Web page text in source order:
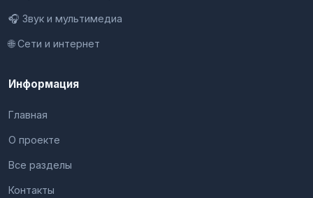
🎧 Звук и мультимедиа
🌐 Сети и интернет
Информация
Главная
О проекте
Все разделы
Контакты